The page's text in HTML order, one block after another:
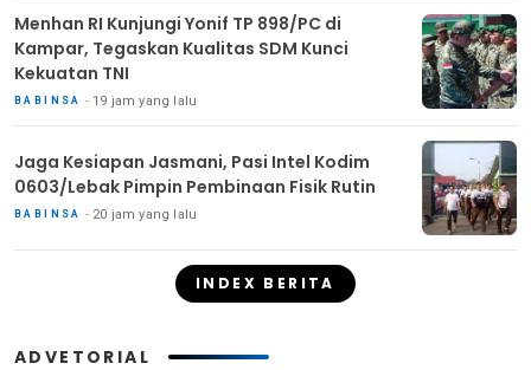
Menhan RI Kunjungi Yonif TP 898/PC di
Kampar, Tegaskan Kualitas SDM Kunci
Kekuatan TNI
BABINSA 19 jam yang lalu
Jaga Kesiapan Jasmani, Pasi Intel Kodim
0603/Lebak Pimpin Pembinaan Fisik Rutin
BABINSA 20 jam yang lalu
INDEX BERITA
ADVETORIAL